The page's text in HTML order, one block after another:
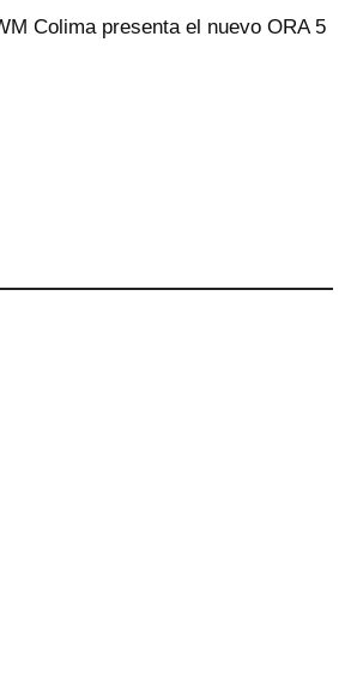
Colima presenta el nuevo ORA 5